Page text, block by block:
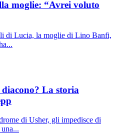
moglie: “Avrei voluto
di Lucia, la moglie di Lino Banfi,
diacono? La storia
di Usher, gli impedisce di